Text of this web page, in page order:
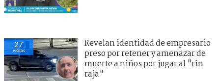
27
visitas
Revelan identidad de empresario
preso por retener y amenazar de
muerte a niños por jugar al "rin
raja"